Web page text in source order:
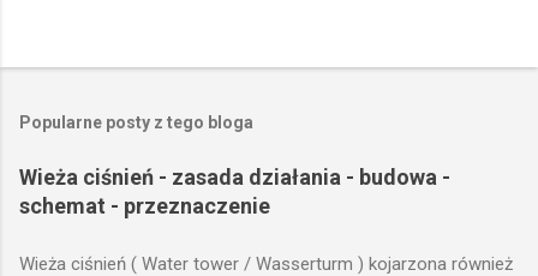
Popularne posty z tego bloga
Wieża ciśnień - zasada działania - budowa -
schemat - przeznaczenie
Wieża ciśnień ( Water tower / Wasserturm ) kojarzona również